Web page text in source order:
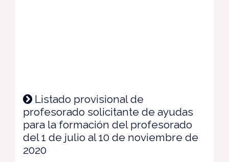
Listado provisional de
profesorado solicitante de ayudas
para la formación del profesorado
del 1 de julio al 10 de noviembre de
2020